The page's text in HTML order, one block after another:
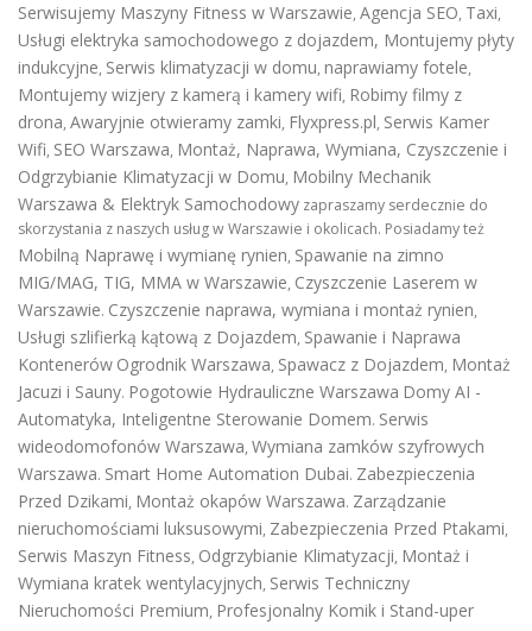
Serwisujemy Maszyny Fitness w Warszawie, Agencja SEO, Taxi,
Usługi elektryka samochodowego z dojazdem, Montujemy płyty
indukcyjne, Serwis klimatyzacji w domu, naprawiamy fotele,
Montujemy wizjery z kamerą i kamery wifi, Robimy filmy z
drona, Awaryjnie otwieramy zamki, Flyxpress.pl, Serwis Kamer
Wifi, SEO Warszawa, Montaż, Naprawa, Wymiana, Czyszczenie i
Odgrzybianie Klimatyzacji w Domu, Mobilny Mechanik
Warszawa & Elektryk Samochodowy zapraszamy serdecznie do
skorzystania z naszych usług w Warszawie i okolicach. Posiadamy też
Mobilną Naprawę i wymianę rynien, Spawanie na zimno
MIG/MAG, TIG, MMA w Warszawie, Czyszczenie Laserem w
Warszawie. Czyszczenie naprawa, wymiana i montaż rynien,
Usługi szlifierką kątową z Dojazdem, Spawanie i Naprawa
Kontenerów Ogrodnik Warszawa, Spawacz z Dojazdem, Montaż
Jacuzi i Sauny. Pogotowie Hydrauliczne Warszawa Domy AI -
Automatyka, Inteligentne Sterowanie Domem. Serwis
wideodomofonów Warszawa, Wymiana zamków szyfrowych
Warszawa. Smart Home Automation Dubai. Zabezpieczenia
Przed Dzikami, Montaż okapów Warszawa. Zarządzanie
nieruchomościami luksusowymi, Zabezpieczenia Przed Ptakami,
Serwis Maszyn Fitness, Odgrzybianie Klimatyzacji, Montaż i
Wymiana kratek wentylacyjnych, Serwis Techniczny
Nieruchomości Premium, Profesjonalny Komik i Stand-uper